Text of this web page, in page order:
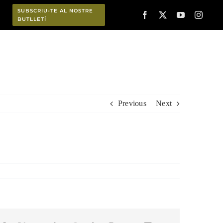
SUBSCRIU-TE AL NOSTRE
BUTLLETÍ
Previous Next